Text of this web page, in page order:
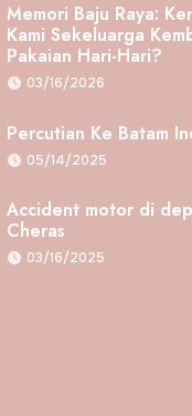
Memori Baju Raya:
Kami Sekeluarga
Pakaian Hari-Hari?
03/16/2026
Percutian Ke Batam
05/14/2025
Accident motor di
Cheras
03/16/2025